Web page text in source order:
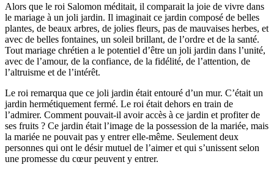
Alors que le roi Salomon méditait, il comparait la joie de vivre dans
le mariage à un joli jardin. Il imaginait ce jardin composé de belles
plantes, de beaux arbres, de jolies fleurs, pas de mauvaises herbes, et
avec de belles fontaines, un soleil brillant, de l’ordre et de la santé.
Tout mariage chrétien a le potentiel d’être un joli jardin dans l’unité,
avec de l’amour, de la confiance, de la fidélité, de l’attention, de
l’altruisme et de l’intérêt.
Le roi remarqua que ce joli jardin était entouré d’un mur. C’était un
jardin hermétiquement fermé. Le roi était dehors en train de
l’admirer. Comment pouvait-il avoir accès à ce jardin et profiter de
ses fruits ? Ce jardin était l’image de la possession de la mariée, mais
la mariée ne pouvait pas y entrer elle-même. Seulement deux
personnes qui ont le désir mutuel de l’aimer et qui s’unissent selon
une promesse du cœur peuvent y entrer.